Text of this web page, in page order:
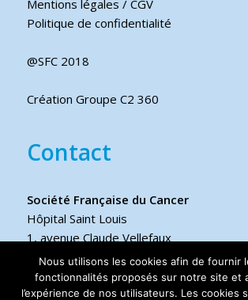
Mentions légales / CGV
Politique de confidentialité
@SFC 2018
Création Groupe C2 360
Contact
Société Française du Cancer
Hôpital Saint Louis
1, avenue Claude Vellefaux
75475 Paris cedex 10 FRANCE
Téléphone
Nous utilisons les cookies afin de fournir
fonctionnalités proposés sur notre site et
l’expérience de nos utilisateurs. Les cookies